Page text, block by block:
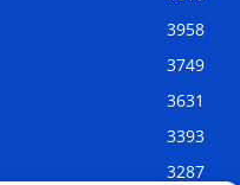
3958
3749
3631
3393
3287